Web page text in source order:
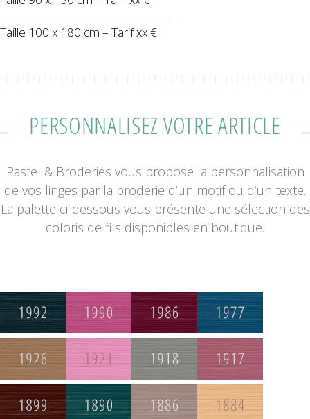
Taille 100 x 180 cm – Tarif xx €
PERSONNALISEZ VOTRE ARTICLE
Pastel & Broderies vous propose la personnalisation
de vos linges par la broderie d’un motif ou d’un texte.
La palette ci-dessous vous présente une sélection des
coloris de fils disponibles en boutique.